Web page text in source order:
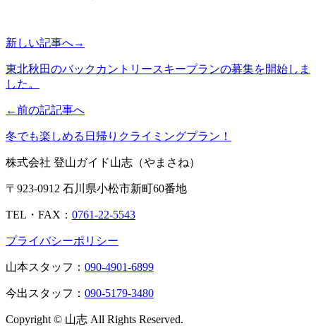
新しい記事へ→
東北秋田のバックカントリースキープランの募集を開始しま
した。
←前の記記事へ
冬でも楽しめる日帰りクライミングプラン！
株式会社 登山ガイド山志（やまさね）
〒923-0912 石川県小松市新町60番地
TEL・FAX： 0761-22-5543
プライバシーポリシー
山本スタッフ： 090-4901-6899
今出スタッフ： 090-5179-3480
Copyright © 山志 All Rights Reserved.